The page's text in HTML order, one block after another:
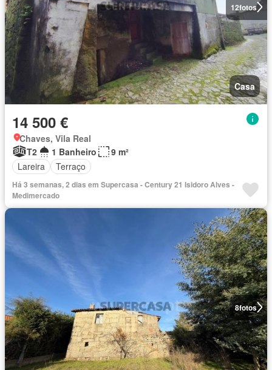
12fotos
Casa
14 500 €
Chaves, Vila Real
T2
1 Banheiro
9 m²
Lareira
Terraço
Há 3 semanas, 2 dias em Supercasa - Century 21 Isidoro Alves -
Medimercado
8fotos